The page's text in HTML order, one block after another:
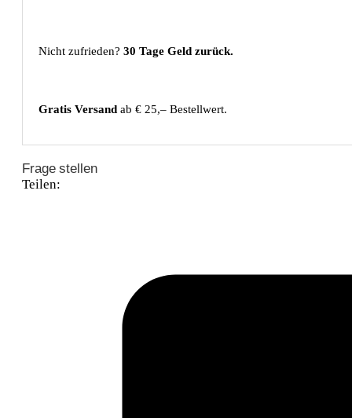
Nicht zufrieden? 30 Tage Geld zurück.
Gratis Versand ab € 25,– Bestellwert.
Frage stellen
Teilen: